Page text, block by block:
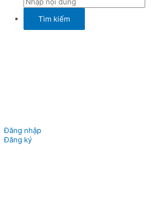
Đăng nhập
Đăng ký